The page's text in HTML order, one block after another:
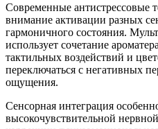
Современные антистрессовые
внимание активации разных
гармоничного состояния.
использует сочетание
тактильных воздействий и
переключаться с негативных
ощущения.
Сенсорная интеграция
высокочувствительной